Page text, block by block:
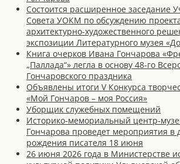
Состоится расширенное заседание
Совета УОКМ по обсуждению
архитектурно-художественного
экспозиции Литературного музея
Книга очерков Ивана Гончарова
„Паллада“» легла в основу 48-го
Гончаровского праздника
Объявлены итоги V Конкурса
«Мой Гончаров – моя Россия»
Уборщик служебных помещений
Историко-мемориальный центр-
Гончарова проведет мероприятия в
рождения писателя 18 июня
26 июня 2026 года в Министерстве